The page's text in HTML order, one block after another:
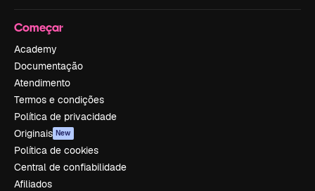
Começar
Academy
Documentação
Atendimento
Termos e condições
Política de privacidade
Originais New
Política de cookies
Central de confiabilidade
Afiliados